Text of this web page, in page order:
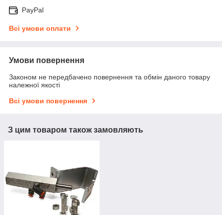
PayPal
Всі умови оплати
Умови повернення
Законом не передбачено повернення та обмін даного товару
належної якості
Всі умови повернення
З цим товаром також замовляють